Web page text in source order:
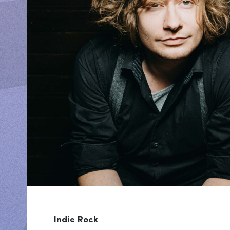
Indie Rock